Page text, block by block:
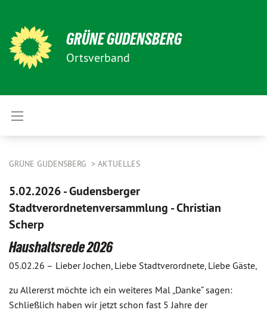
GRÜNE GUDENSBERG
Ortsverband
GRÜNE GUDENSBERG AKTUELLES
5.02.2026 - Gudensberger
Stadtverordnetenversammlung - Christian
Scherp
Haushaltsrede 2026
05.02.26 – Lieber Jochen, Liebe Stadtverordnete, Liebe Gäste,
zu Allererst möchte ich ein weiteres Mal „Danke“ sagen:
Schließlich haben wir jetzt schon fast 5 Jahre der